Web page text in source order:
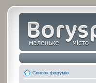
Список форумів